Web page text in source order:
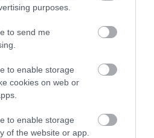
purposes.
to send me
to enable storage
cookies on web or
to enable storage
of the website or app.
ΣΤΕΦΑΝΙ
ΝΕΑ ΤΟΥ PAGENEWS ΣΤΟ